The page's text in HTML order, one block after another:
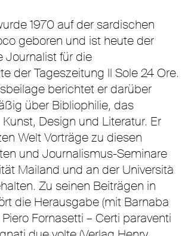
1970 auf der sardischen
geboren und ist heute der
Journalist für die
der Tageszeitung Il Sole 24 Ore.
berichtet er darüber
über Bibliophilie, das
Design und Literatur. Er
Welt Vorträge zu diesen
und Journalismus-Seminare
Mailand und an der Università
Zu seinen Beiträgen in
die Herausgabe (mit Barnaba
Fornasetti – Certi paraventi